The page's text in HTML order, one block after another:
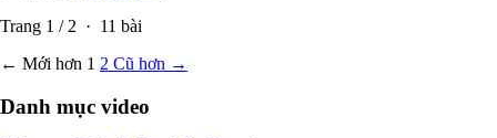
Trang 1 / 2 · 11 bài
← Mới hơn 1 2 Cũ hơn →
Danh mục video